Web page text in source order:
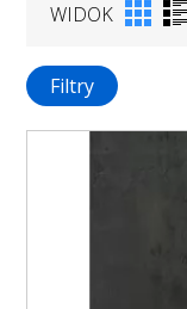
WIDOK
Filtry